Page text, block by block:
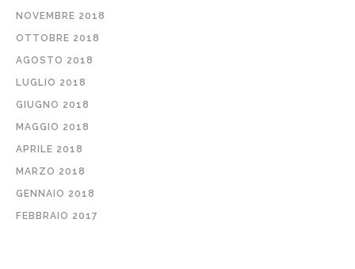
NOVEMBRE 2018
OTTOBRE 2018
AGOSTO 2018
LUGLIO 2018
GIUGNO 2018
MAGGIO 2018
APRILE 2018
MARZO 2018
GENNAIO 2018
FEBBRAIO 2017